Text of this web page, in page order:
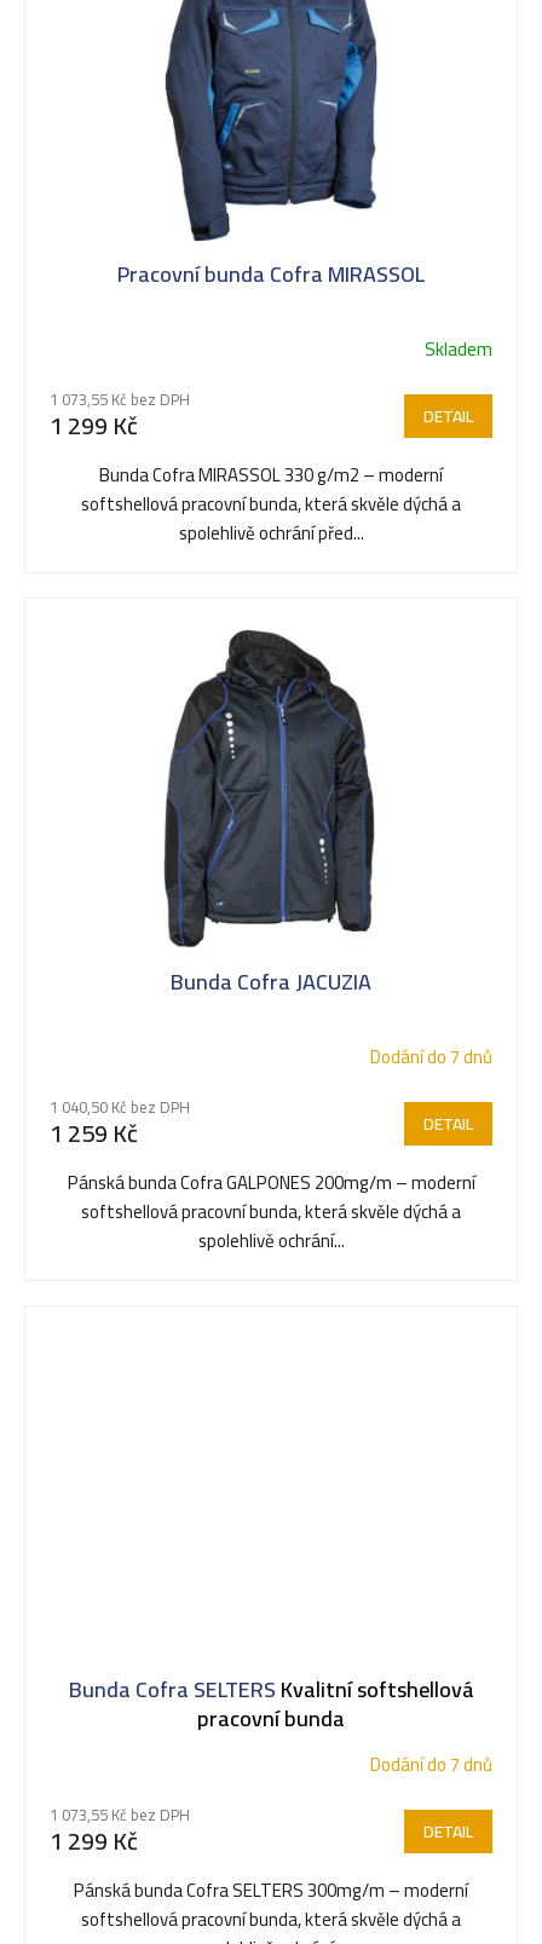
Pracovní bunda Cofra MIRASSOL
hodnocení
produktu
je
Skladem
1 073,55 Kč bez DPH
1 299 Kč DETAIL
Bunda Cofra MIRASSOL 330 g/m2 – moderní
softshellová pracovní bunda, která skvěle dýchá a
spolehlivě ochrání před...
Bunda Cofra JACUZIA
Dodání do 7 dnů
1 040,50 Kč bez DPH
1 259 Kč DETAIL
Pánská bunda Cofra GALPONES 200mg/m – moderní
softshellová pracovní bunda, která skvěle dýchá a
spolehlivě ochrání...
Bunda Cofra SELTERSKvalitní softshellová
pracovní bunda
Dodání do 7 dnů
1 073,55 Kč bez DPH
1 299 Kč DETAIL
Pánská bunda Cofra SELTERS 300mg/m – moderní
softshellová pracovní bunda, která skvěle dýchá a